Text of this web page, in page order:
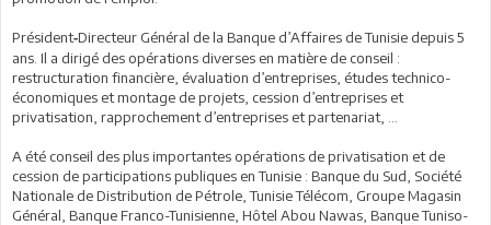
Président-Directeur Général de la Banque d’Affaires de Tunisie depuis 5
ans. Il a dirigé des opérations diverses en matière de conseil :
restructuration financière, évaluation d’entreprises, études technico-
économiques et montage de projets, cession d’entreprises et
privatisation, rapprochement d’entreprises et partenariat, …
A été conseil des plus importantes opérations de privatisation et de
cession de participations publiques en Tunisie : Banque du Sud, Société
Nationale de Distribution de Pétrole, Tunisie Télécom, Groupe Magasin
Général, Banque Franco-Tunisienne, Hôtel Abou Nawas, Banque Tuniso-